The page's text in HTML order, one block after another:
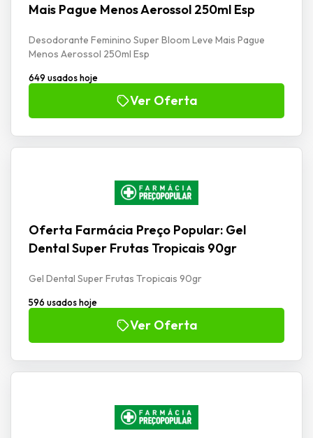
Mais Pague Menos Aerossol 250ml Esp
Desodorante Feminino Super Bloom Leve Mais Pague
Menos Aerossol 250ml Esp
649 usados hoje
Ver Oferta
Oferta Farmácia Preço Popular: Gel
Dental Super Frutas Tropicais 90gr
Gel Dental Super Frutas Tropicais 90gr
596 usados hoje
Ver Oferta